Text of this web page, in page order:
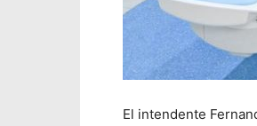
El intendente